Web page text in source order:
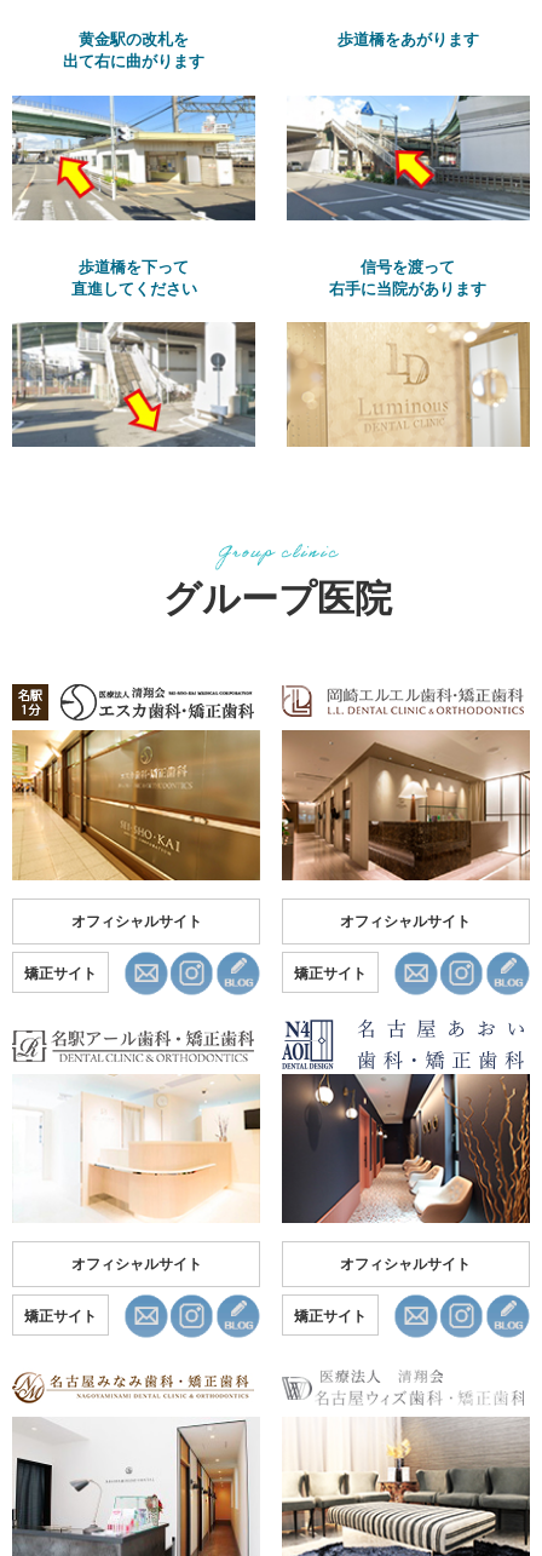
黄金駅の改札を
出て右に曲がります
歩道橋をあがります
歩道橋を下って
直進してください
信号を渡って
右手に当院があります
グループ医院
オフィシャルサイト
矯正サイト
オフィシャルサイト
矯正サイト
オフィシャルサイト
矯正サイト
オフィシャルサイト
矯正サイト